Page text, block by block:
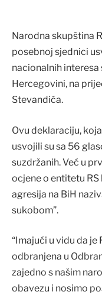
Narodna skupština
posebnoj sjednici
nacionalnih interesa
Hercegovini, na
Stevandića.
Ovu deklaraciju,
usvojili su sa 56
suzdržanih. Već u
ocjene o entitetu RS
agresija na BiH
sukobom”.
“Imajući u vidu da
odbranjena u
zajedno s našim
obavezu i nosimo